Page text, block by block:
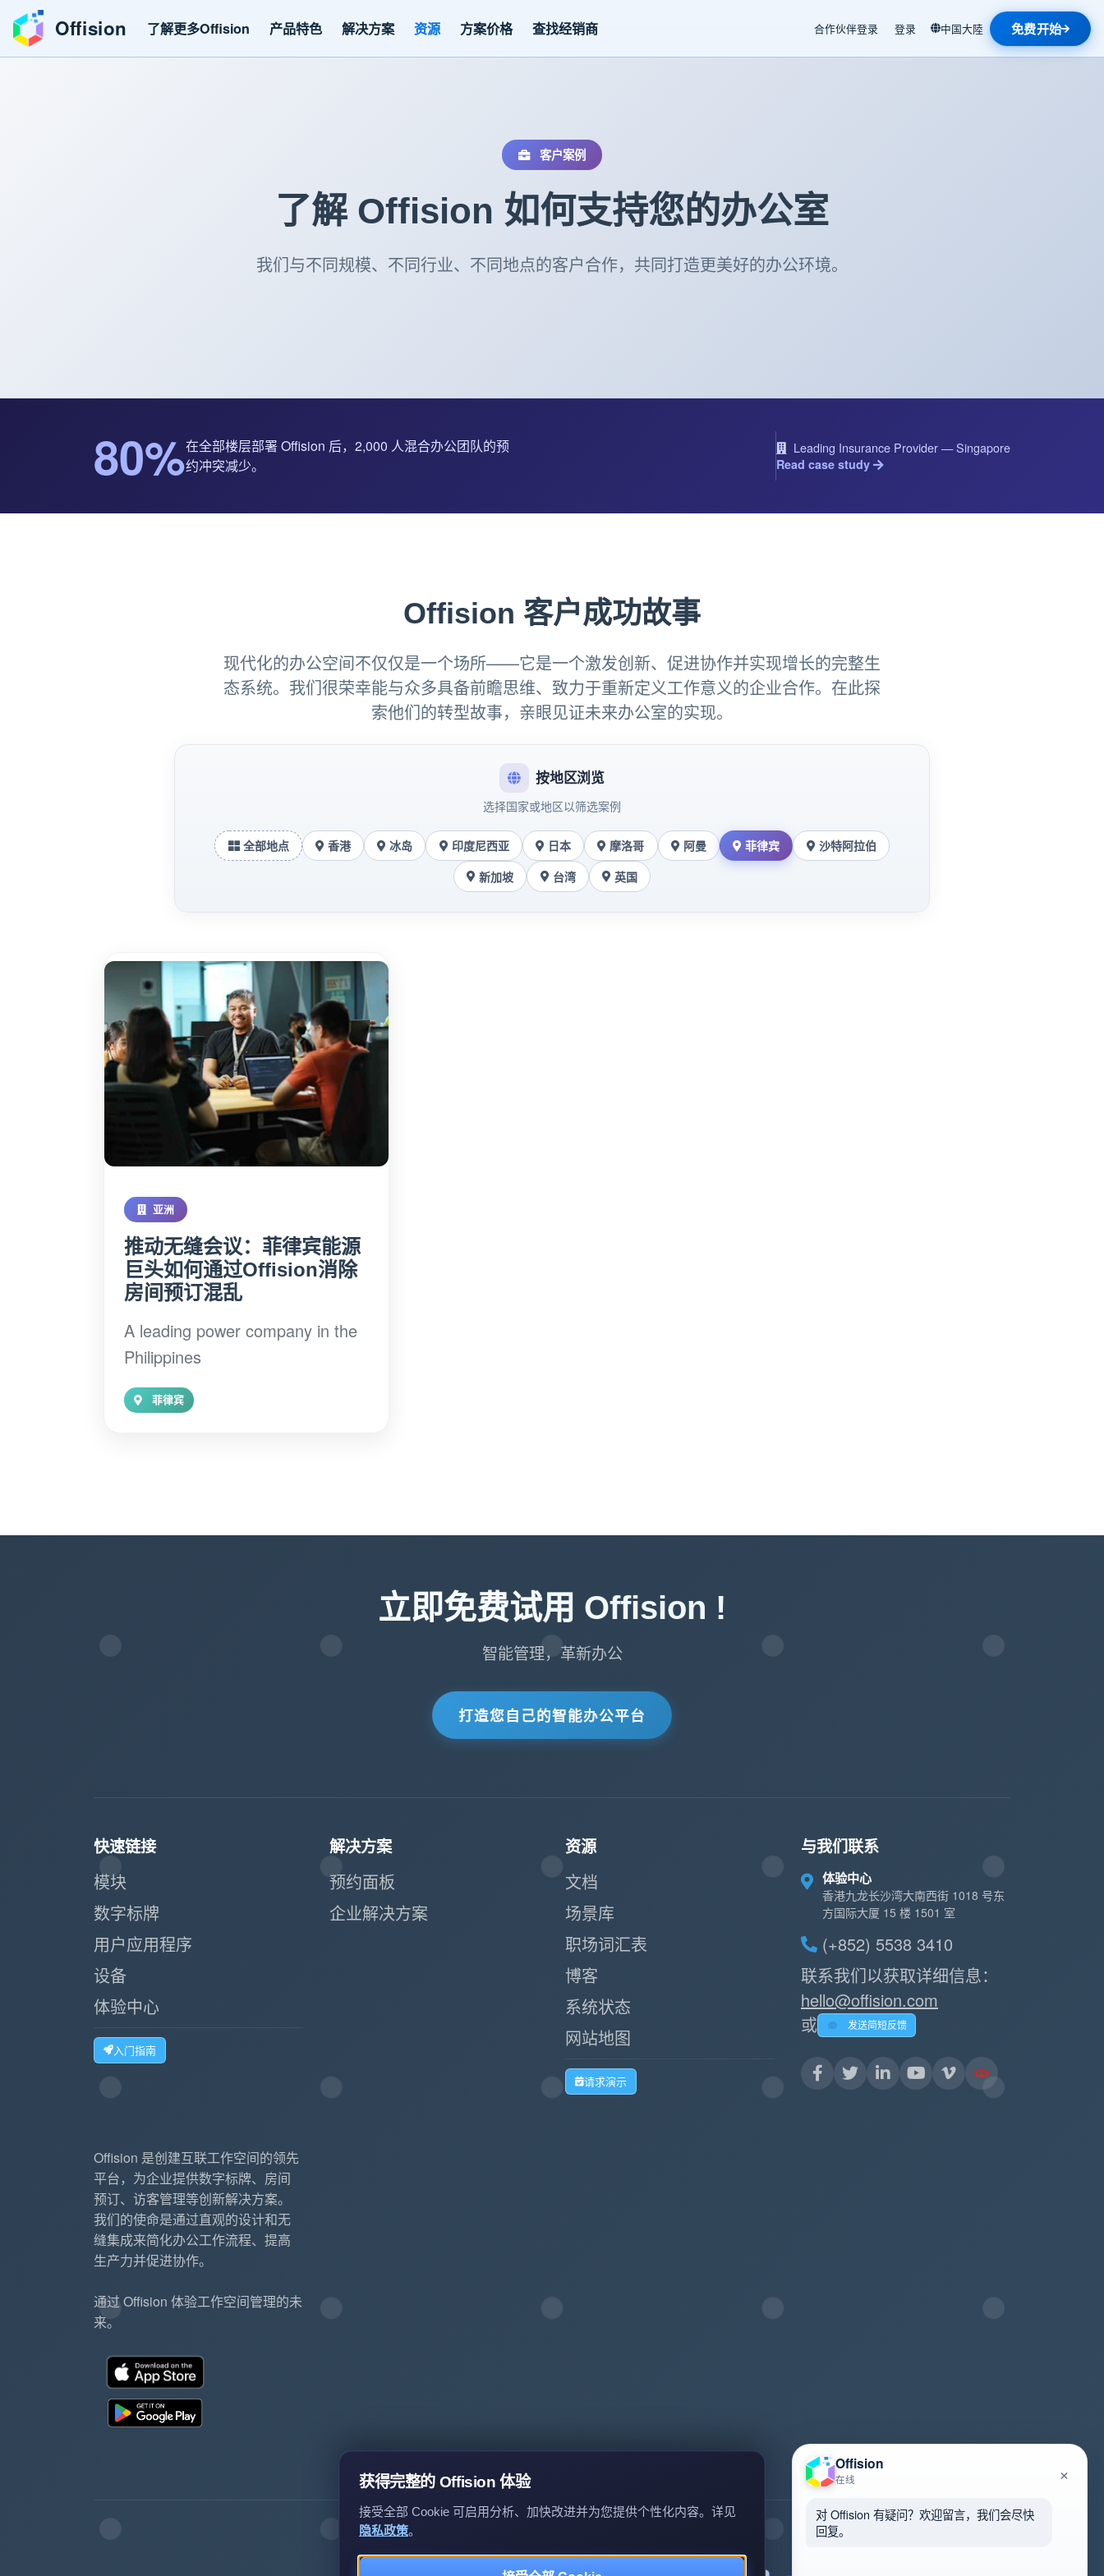
Offision 了解更多Offision 产品特色 解决方案 资源 方案价格 查找经销商 合作伙伴登录 登录 中国大陸 免费开始
客户案例
了解 Offision 如何支持您的办公室
我们与不同规模、不同行业、不同地点的客户合作，共同打造更美好的办公环境。
80%在全部楼层部署 Offision 后，2,000 人混合办公团队的预
约冲突减少。
Leading Insurance Provider — Singapore
Read case study
Offision 客户成功故事
现代化的办公空间不仅仅是一个场所——它是一个激发创新、促进协作并实现增长的完整生
态系统。我们很荣幸能与众多具备前瞻思维、致力于重新定义工作意义的企业合作。在此探
索他们的转型故事，亲眼见证未来办公室的实现。
按地区浏览
选择国家或地区以筛选案例
全部地点 香港 冰岛 印度尼西亚 日本 摩洛哥 阿曼 菲律宾
沙特阿拉伯
新加坡
台湾 英国
亚洲
推动无缝会议：菲律宾能源
巨头如何通过Offision消除
房间预订混乱
A leading power company in the
Philippines
菲律宾
立即免费试用 Offision !
智能管理，革新办公
打造您自己的智能办公平台
快速链接
模块
数字标牌
用户应用程序
设备
体验中心
入门指南
解决方案
预约面板
企业解决方案
资源
文档
场景库
职场词汇表
博客
系统状态
网站地图
请求演示
与我们联系
体验中心
香港九龙长沙湾大南西街 1018 号东
方国际大厦 15 楼 1501 室
(+852) 5538 3410
联系我们以获取详细信息：
hello@offision.com
或
发送简短反馈
Offision 是创建互联工作空间的领先
平台，为企业提供数字标牌、房间
预订、访客管理等创新解决方案。
我们的使命是通过直观的设计和无
缝集成来简化办公工作流程、提高
生产力并促进协作。
通过 Offision 体验工作空间管理的未
来。
Offision
在线 ×
对 Offision 有疑问？欢迎留言，我们会尽快
回复。
获得完整的 Offision 体验
接受全部 Cookie 可启用分析、加快改进并为您提供个性化内容。详见
隐私政策。